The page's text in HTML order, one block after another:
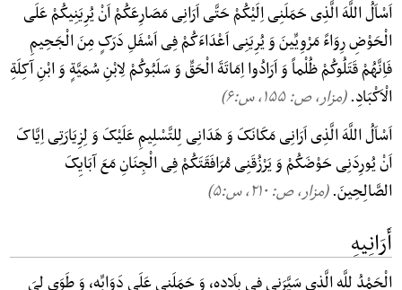
اَسْاَلُ اللَّهَ الَّذِی حَمَلَنِی اِلَیْکُمْ حَتَّی اَرَانِی مَصَارِعَکُمْ اَنْ یُرِیَنِیکُمْ عَلَی
الْحَوْضِ رِوَاءً مَرْوِیِّینَ وَ یُرِیَنِی اَعْدَاءَکُمْ فِی اَسْفَلِ دَرَکٍ مِنَ الْجَحِیمِ
فَاِنَّهُمْ قَتَلُوکُمْ ظُلْماً وَ اَرَادُوا اِمَاتَةَ الْحَقِّ وَ سَلَبُوکُمْ لِابْنِ سُمَیَّةٍ وَ ابْنِ آکِلَةِ
الْاَکْبَادِ.(مزار، ص: ۱۵۵, س:۶)
اَسْاَلُ اللَّهَ الَّذِی اَرَانِی مَکَانَکَ وَ هَدَانِی لِلتَّسْلِیمِ عَلَیْکَ وَ لِزِیَارَتِی اِیَّاکَ
اَنْ یُورِدَنِی حَوْضَکُمْ وَ یَرْزُقَنِی مُرَافَقَتَکُمْ فِی الْجِنَانِ مَعَ آبَایِکَ
الصَّالِحِینَ.(مزار، ص: ۲۱۰, س:۵)
أَرَانِیهِ
الْحَمْدُ لِلَّهِ الَّذِی سَیَّرَنِی فِی بِلَادِهِ، وَ حَمَلَنِی عَلَی دَوَابِّهِ، وَ طَوَی لِیَ